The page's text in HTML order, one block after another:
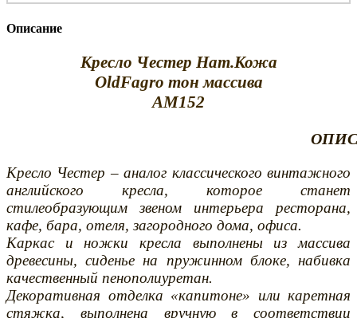
Описание
Кресло Честер Нат.Кожа
OldFagro тон массива
АМ152
Кресло Честер – аналог классического винтажного
английского кресла, которое станет
стилеобразующим звеном интерьера ресторана,
кафе, бара, отеля, загородного дома, офиса.
Каркас и ножки кресла выполнены из массива
древесины, сиденье на пружинном блоке, набивка
качественный пенополиуретан.
Декоративная отделка «капитоне» или каретная
стяжка, выполнена вручную в соответствии